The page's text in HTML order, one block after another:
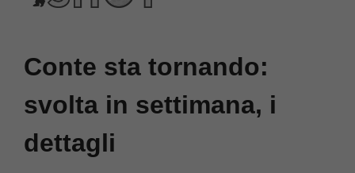
contenuto
Conte sta tornando:
svolta in settimana, i
dettagli